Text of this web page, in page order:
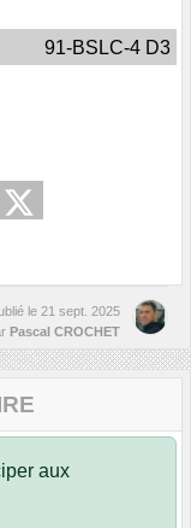
91-BSLC-4 D3
le 21 sept. 2025
Pascal CROCHET
aux